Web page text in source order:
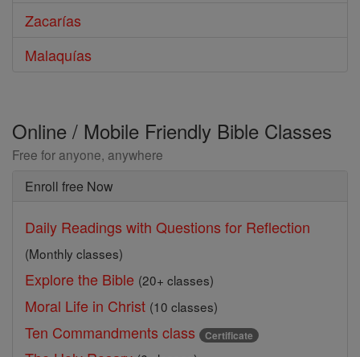
Zacarías
Malaquías
Online / Mobile Friendly Bible Classes
Free for anyone, anywhere
Enroll free Now
Daily Readings with Questions for Reflection
(Monthly classes)
Explore the Bible (20+ classes)
Moral Life in Christ (10 classes)
Ten Commandments class Certificate